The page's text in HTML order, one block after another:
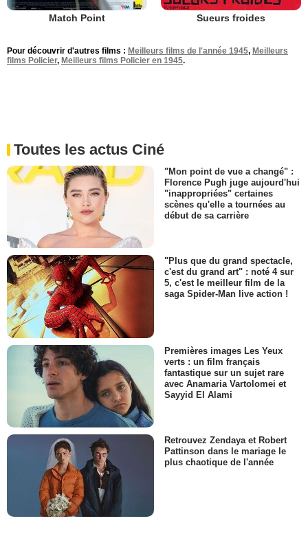
Match Point Sueurs froides
Pour découvrir d'autres films : Meilleurs films de l'année 1945, Meilleurs
films Policier, Meilleurs films Policier en 1945.
Toutes les actus Ciné
"Mon point de vue a changé" :
Florence Pugh juge aujourd'hui
"inappropriées" certaines
scènes qu'elle a tournées au
début de sa carrière
"Plus que du grand spectacle,
c'est du grand art" : noté 4 sur
5, c'est le meilleur film de la
saga Spider-Man live action !
Premières images Les Yeux
verts : un film français
fantastique sur un sujet rare
avec Anamaria Vartolomei et
Sayyid El Alami
Retrouvez Zendaya et Robert
Pattinson dans le mariage le
plus chaotique de l'année